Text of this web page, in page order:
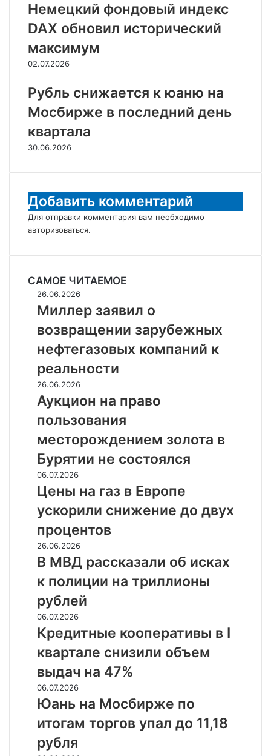
Немецкий фондовый индекс
DAX обновил исторический
максимум
02.07.2026
Рубль снижается к юаню на
Мосбирже в последний день
квартала
30.06.2026
Добавить комментарий
Для отправки комментария вам необходимо
авторизоваться.
САМОЕ ЧИТАЕМОЕ
Миллер
заявил
возвращении
зарубежных
нефтегазовых
компаний
к
реальности
26.06.2026
Миллер заявил о
возвращении зарубежных
нефтегазовых компаний к
реальности
Аукцион
на
право
пользования
месторождением
золота
в
Бурятии
не
состоялся
26.06.2026
Аукцион на право
пользования
месторождением золота в
Бурятии не состоялся
Цены
на
газ
в
Европе
ускорили
снижение
до
двух
процентов
06.07.2026
Цены на газ в Европе
ускорили снижение до двух
процентов
В
МВД
рассказали
об
исках
к
полиции
на
триллионы
рублей
26.06.2026
В МВД рассказали об исках
к полиции на триллионы
рублей
Кредитные
кооперативы
квартале
снизили
объем
выдач
на
47%
06.07.2026
Кредитные кооперативы в I
квартале снизили объем
выдач на 47%
Юань
на
Мосбирже
по
итогам
торгов
06.07.2026
Юань на Мосбирже по
итогам торгов упал до 11,18
рубля